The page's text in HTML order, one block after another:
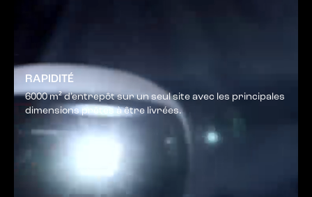
RAPIDITÉ
6000 m² d’entrepôt sur un seul site avec les principales
dimensions prêtes à être livrées.